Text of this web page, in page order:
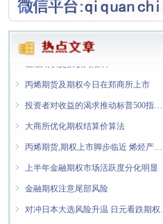
ꁇ 金融期权隐含波动率处于低位
ꁇ 丙烯期货及期权今日在郑商所上市
ꁇ 投资者对收益的渴求推动标普500指数股息期权增长
ꁇ 大商所优化期权结算价算法
ꁇ 丙烯期货,期权上市脚步临近 烯烃产业企业迎来风险管理新"利器"
ꁇ 上半年金融期权市场活跃度分化明显
ꁇ 金融期权注意尾部风险
ꁇ
ꁇ